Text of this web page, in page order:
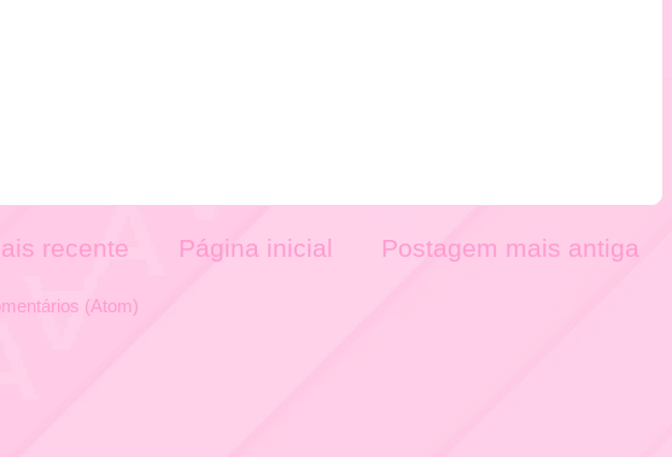
recente Postagem mais antiga
Página inicial
(Atom)